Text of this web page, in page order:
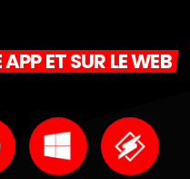
ET SUR LE WEB